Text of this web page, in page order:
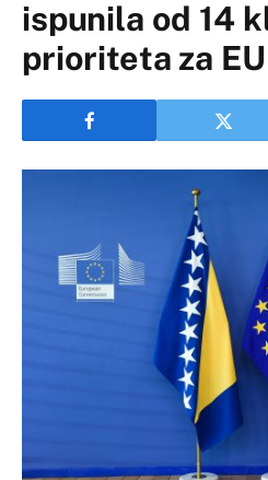
ispunila od 14
prioriteta za EU